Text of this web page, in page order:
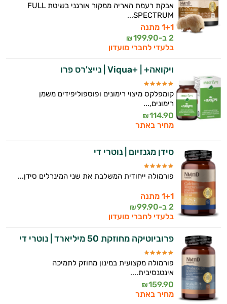
אבקת רעמת האריה ממקור אורגני בשיטת FULL
SPECTRUM...
1+1 מתנה
2 ב-
199.90
₪
בלעדי לחברי מועדון
ויקואה+ | +Viqua | נייצ'רס פרו
קומפלקס מיצוי רימונים ופוספוליפידים משמן
רימונים,...
114.90
₪
מחיר באתר
סידן מגנזיום | נוטרי די
פורמולה ייחודית המשלבת את שני המינרלים סידן...
1+1 מתנה
2 ב-
99.90
₪
בלעדי לחברי מועדון
פרוביוטיקה מחוזקת 50 מיליארד | נוטרי די
פורמולה מקצועית במינון מחוזק לתמיכה
אינטנסיבית....
159.90
₪
מחיר באתר